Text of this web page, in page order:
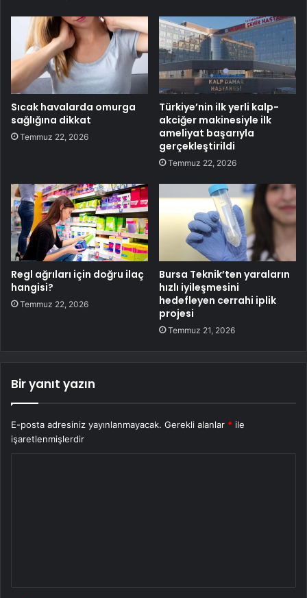
Sıcak havalarda omurga
sağlığına dikkat
Temmuz 22, 2026
Türkiye’nin ilk yerli kalp-
akciğer makinesiyle ilk
ameliyat başarıyla
gerçekleştirildi
Temmuz 22, 2026
Regl ağrıları için doğru ilaç
hangisi?
Temmuz 22, 2026
Bursa Teknik’ten yaraların
hızlı iyileşmesini
hedefleyen cerrahi iplik
projesi
Temmuz 21, 2026
Bir yanıt yazın
E-posta adresiniz yayınlanmayacak. Gerekli alanlar * ile
işaretlenmişlerdir